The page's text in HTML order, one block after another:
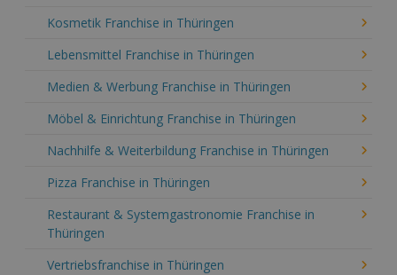
Kosmetik Franchise in Thüringen
Lebensmittel Franchise in Thüringen
Medien & Werbung Franchise in Thüringen
Möbel & Einrichtung Franchise in Thüringen
Nachhilfe & Weiterbildung Franchise in Thüringen
Pizza Franchise in Thüringen
Restaurant & Systemgastronomie Franchise in
Thüringen
Vertriebsfranchise in Thüringen